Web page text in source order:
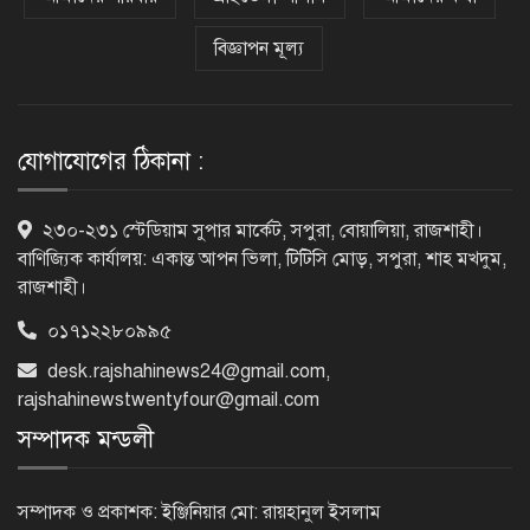
ফিরে দেখা ৫ আগস্ট গণউল্লাসে বদলে যায়
থমথমে রাজধানী
অনিয়মের অভিযোগ
চাঁদাবাজিমুক্ত, কঠোর হুঁশিয়ারি পুলিশ
সুপারের
বিজ্ঞাপন মূল্য
যোগাযোগের ঠিকানা :
২৩০-২৩১ স্টেডিয়াম সুপার মার্কেট, সপুরা, বোয়ালিয়া, রাজশাহী।
বাণিজ্যিক কার্যালয়: একান্ত আপন ভিলা, টিটিসি মোড়, সপুরা, শাহ মখদুম,
রাজশাহী।
০১৭১২২৮০৯৯৫
desk.rajshahinews24@gmail.com,
rajshahinewstwentyfour@gmail.com
সম্পাদক মন্ডলী
সম্পাদক ও প্রকাশক: ইঞ্জিনিয়ার মো: রায়হানুল ইসলাম